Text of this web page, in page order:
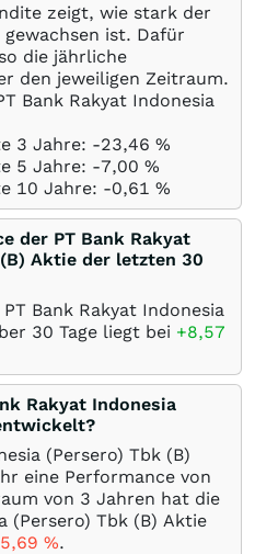
zeigt, wie stark der
ist. Dafür
die jährliche
den jeweiligen Zeitraum.
Bank Rakyat Indonesia
3 Jahre: -23,46 %
5 Jahre: -7,00 %
10 Jahre: -0,61 %
der PT Bank Rakyat
Aktie der letzten 30
Bank Rakyat Indonesia
30 Tage liegt bei +8,57
Rakyat Indonesia
(Persero) Tbk (B)
eine Performance von
von 3 Jahren hat die
(Persero) Tbk (B) Aktie
%.